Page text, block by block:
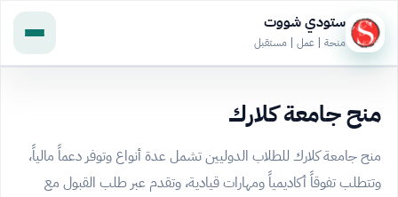
ستودي شووت
منحة | عمل | مستقبل
منح جامعة كلارك
منح جامعة كلارك للطلاب الدوليين تشمل عدة أنواع وتوفر دعماً مالياً،
وتتطلب تفوقاً أكاديمياً ومهارات قيادية، وتقدم عبر طلب القبول مع